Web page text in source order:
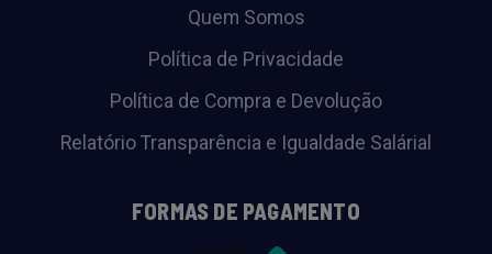
Quem Somos
Política de Privacidade
Política de Compra e Devolução
Relatório Transparência e Igualdade Salárial
FORMAS DE PAGAMENTO